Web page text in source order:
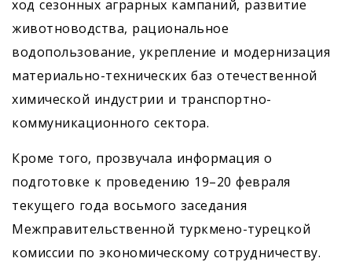
ход сезонных аграрных кампаний, развитие
животноводства, рациональное
водопользование, укрепление и модернизация
материально-технических баз отечественной
химической индустрии и транспортно-
коммуникационного сектора.
Кроме того, прозвучала информация о
подготовке к проведению 19–20 февраля
текущего года восьмого заседания
Межправительственной туркмено-турецкой
комиссии по экономическому сотрудничеству.